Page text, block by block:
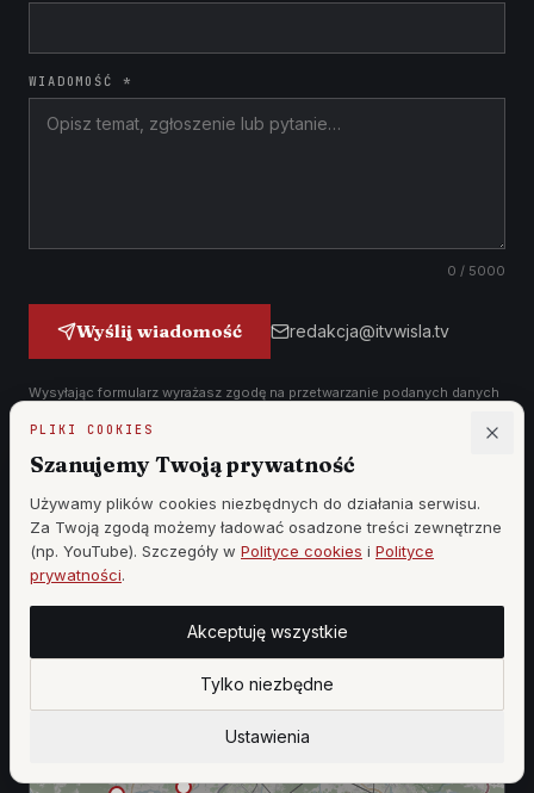
PLIKI COOKIES
Szanujemy Twoją prywatność
Używamy plików cookies niezbędnych do działania serwisu.
Za Twoją zgodą możemy ładować osadzone treści zewnętrzne
(np. YouTube). Szczegóły w Polityce cookies i Polityce
prywatności.
Akceptuję wszystkie
Tylko niezbędne
Ustawienia
WIADOMOŚĆ *
0 / 5000
Wyślij wiadomość redakcja@itvwisla.tv
Wysyłając formularz wyrażasz zgodę na przetwarzanie podanych danych
NASZ REGION
Tarnobrzeg · Sandomierz i
okolice
Sandomierz